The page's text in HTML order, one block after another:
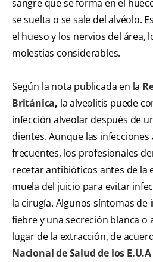
sangre que se forma en el
se suelta o se sale del alvéolo.
el hueso y los nervios del área,
molestias considerables.
Según la nota publicada en la
Británica, la alveolitis puede
infección alveolar después de
dientes. Aunque las
frecuentes, los profesionales
recetar antibióticos antes de la
muela del juicio para evitar
la cirugía. Algunos síntomas de
fiebre y una secreción blanca o
lugar de la extracción, de
Nacional de Salud de los E.U.A